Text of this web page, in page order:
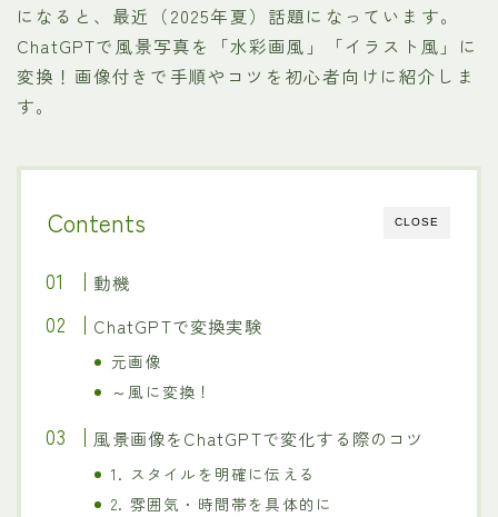
になると、最近（2025年夏）話題になっています。
ChatGPTで風景写真を「水彩画風」「イラスト風」に
変換！画像付きで手順やコツを初心者向けに紹介しま
す。
CLOSE
Contents
動機
ChatGPTで変換実験
元画像
～風に変換！
風景画像をChatGPTで変化する際のコツ
1. スタイルを明確に伝える
2. 雰囲気・時間帯を具体的に